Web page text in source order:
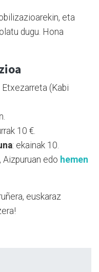
eta
dugu. Hona
(Kabi
10 €.
: ekainak 10.
Aizpuruan edo hemen
euskaraz